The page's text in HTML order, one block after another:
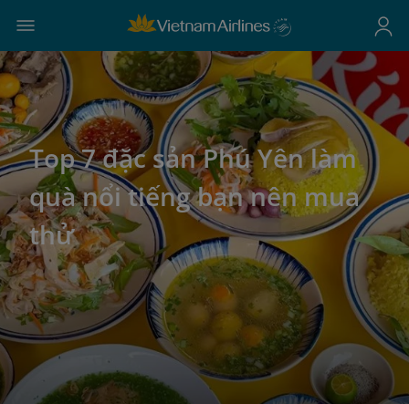
Top 7 đặc sản Phú Yên làm
quà nổi tiếng bạn nên mua
thử